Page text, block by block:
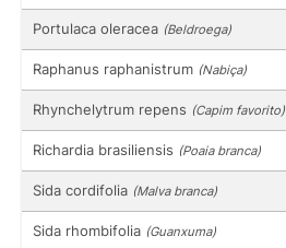
Portulaca oleracea (Beldroega)
Raphanus raphanistrum (Nabiça)
Rhynchelytrum repens (Capim favorito)
Richardia brasiliensis (Poaia branca)
Sida cordifolia (Malva branca)
Sida rhombifolia (Guanxuma)